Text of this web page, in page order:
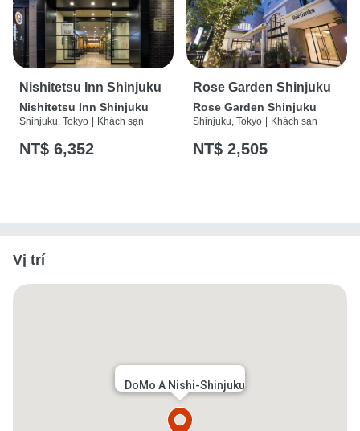
Nishitetsu Inn Shinjuku
Nishitetsu Inn Shinjuku
Shinjuku, Tokyo Khách sạn
NT$ 6,352
Rose Garden Shinjuku
Rose Garden Shinjuku
Shinjuku, Tokyo Khách sạn
NT$ 2,505
Vị trí
DoMo A Nishi-Shinjuku